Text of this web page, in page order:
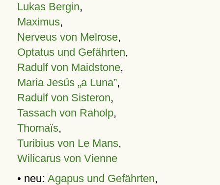
Lukas Bergin,
Maximus,
Nerveus von Melrose,
Optatus und Gefährten,
Radulf von Maidstone,
Maria Jesús „a Luna”,
Radulf von Sisteron,
Tassach von Raholp,
Thomaïs,
Turibius von Le Mans,
Wilicarus von Vienne
• neu: Agapus und Gefährten,